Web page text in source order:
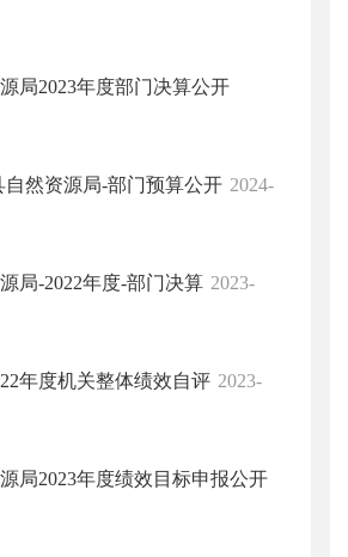
局2023年度部门决算公开
自然资源局-部门预算公开 2024-
局-2022年度-部门决算 2023-
年度机关整体绩效自评 2023-
局2023年度绩效目标申报公开